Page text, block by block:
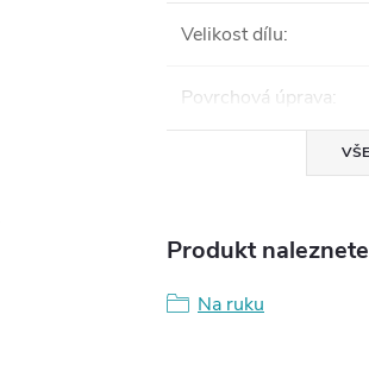
Velikost dílu:
Povrchová úprava:
Produkt
Na ruku